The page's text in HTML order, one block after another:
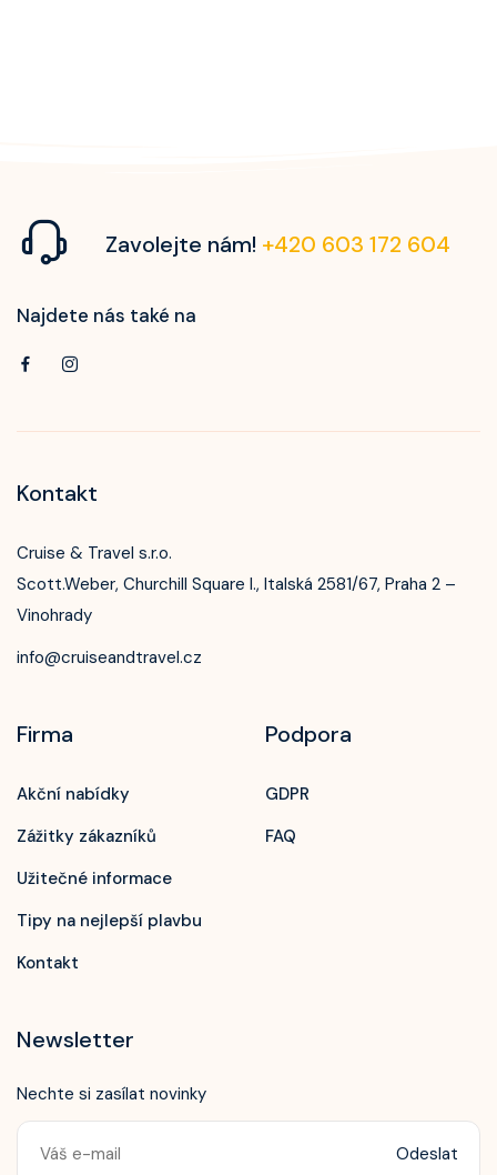
Zavolejte nám!
Zavolejte nám! +420 603 172 604
Najdete nás také na
Kontakt
Cruise & Travel s.r.o.
Scott.Weber, Churchill Square I., Italská 2581/67, Praha 2 –
Vinohrady
info@cruiseandtravel.cz
Firma
Akční nabídky
Zážitky zákazníků
Užitečné informace
Tipy na nejlepší plavbu
Kontakt
Podpora
GDPR
FAQ
Newsletter
Nechte si zasílat novinky
Odeslat